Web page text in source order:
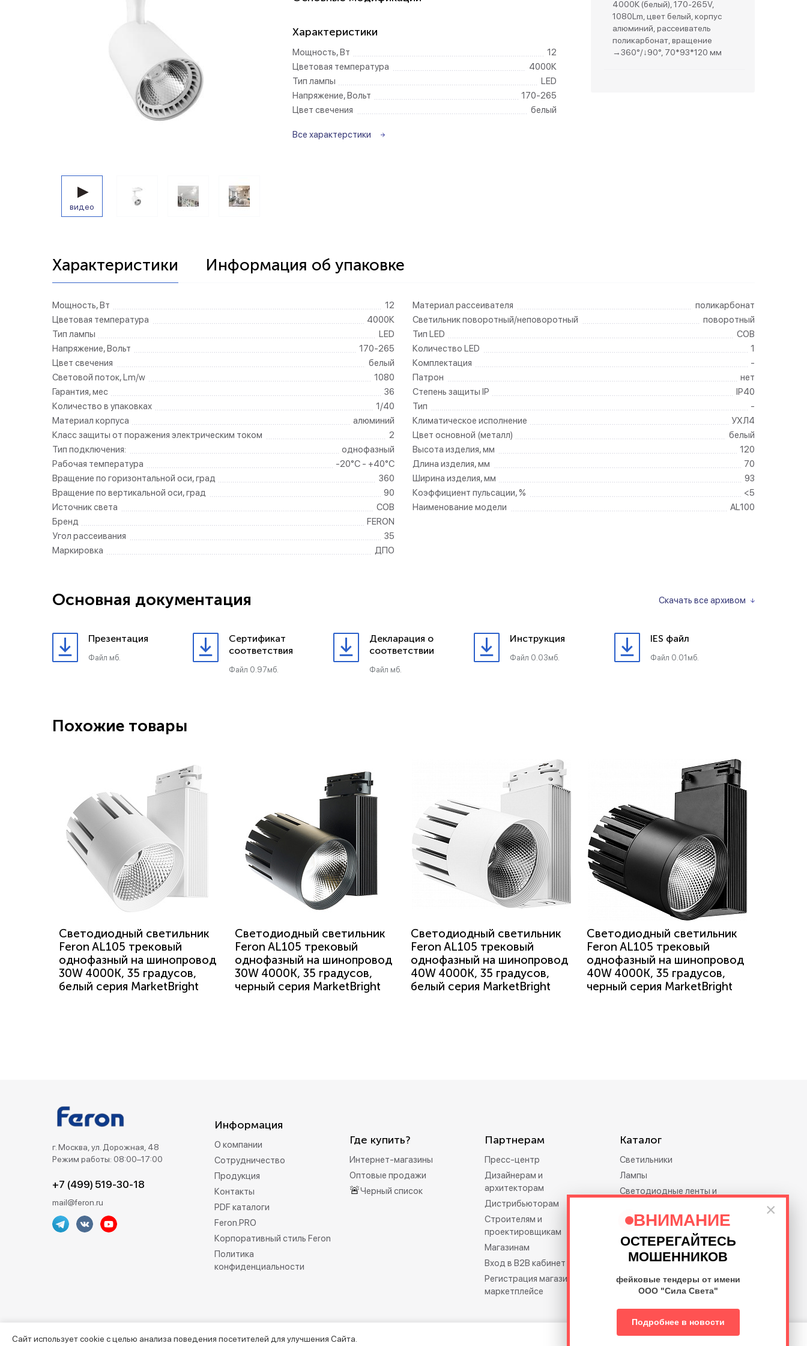
×
ВНИМАНИЕ
ОСТЕРЕГАЙТЕСЬ
МОШЕННИКОВ
фейковые тендеры от имени
ООО "Сила Света"
Подробнее в новости
Беспроводные выключатели
Контроллеры и реле 220в Розетки садово-парковые
видео
Характеристики
Мощность, Вт
12
Цветовая температура
4000К
Тип лампы
LED
Напряжение, Вольт
170-265
Цвет свечения
белый
Все характерстики
4000К (белый), 170-265V,
1080Lm, цвет белый, корпус
алюминий, рассеиватель
поликарбонат, вращение
→360°/↓90°, 70*93*120 мм
Характеристики Информация об упаковке
Мощность, Вт
12
Цветовая температура
4000К
Тип лампы
LED
Напряжение, Вольт
170-265
Цвет свечения
белый
Световой поток, Lm/w
1080
Гарантия, мес
36
Количество в упаковках
1/40
Материал корпуса
алюминий
Класс защиты от поражения электрическим током
2
Тип подключения:
однофазный
Рабочая температура
-20°C - +40°C
Вращение по горизонтальной оси, град
360
Вращение по вертикальной оси, град
90
Источник света
COB
Бренд
FERON
Угол рассеивания
35
Маркировка
ДПО
Материал рассеивателя
поликарбонат
Светильник поворотный/неповоротный
поворотный
Тип LED
COB
Количество LED
1
Комплектация
-
Патрон
нет
Степень защиты IP
IP40
Тип
-
Климатическое исполнение
УХЛ4
Цвет основной (металл)
белый
Высота изделия, мм
120
Длина изделия, мм
70
Ширина изделия, мм
93
Коэффициент пульсации, %
<5
Наименование модели
AL100
Скачать все архивом
Основная документация
Презентация
Файл мб.
Сертификат
соответствия
Файл 0.97мб.
Декларация о
соответствии
Файл мб.
Инструкция
Файл 0.03мб.
IES файл
Файл 0.01мб.
Похожие товары
Светодиодный светильник
Feron AL105 трековый
однофазный на шинопровод
30W 4000K, 35 градусов,
белый серия MarketBright
Светодиодный светильник
Feron AL105 трековый
однофазный на шинопровод
30W 4000K, 35 градусов,
черный серия MarketBright
Светодиодный светильник
Feron AL105 трековый
однофазный на шинопровод
40W 4000K, 35 градусов,
белый серия MarketBright
Светодиодный светильник
Feron AL105 трековый
однофазный на шинопровод
40W 4000K, 35 градусов,
черный серия MarketBright
г. Москва, ул. Дорожная, 48
Режим работы: 08:00–17:00
+7 (499) 519-30-18
mail@feron.ru
Информация
О компании
Сотрудничество
Продукция
Контакты
PDF каталоги
Feron.PRO
Корпоративный стиль Feron
Политика
конфиденциальности
Где купить?
Интернет-магазины
Оптовые продажи
🚨Черный список
Партнерам
Пресс-центр
Дизайнерам и
архитекторам
Дистрибьюторам
Строителям и
проектировщикам
Магазинам
Вход в B2B кабинет
Регистрация магазина на
маркетплейсе
Каталог
Светильники
Лампы
Светодиодные ленты и
Электротовары
Праздничное освещение
Освещение премиум-
класса Feron.PRO
©2013–2026. Все права защищены. Данный сайт носит информационно-справочный характер и не является публичной офертой.
Сайт использует cookie с целью анализа поведения посетителей для улучшения Сайта.